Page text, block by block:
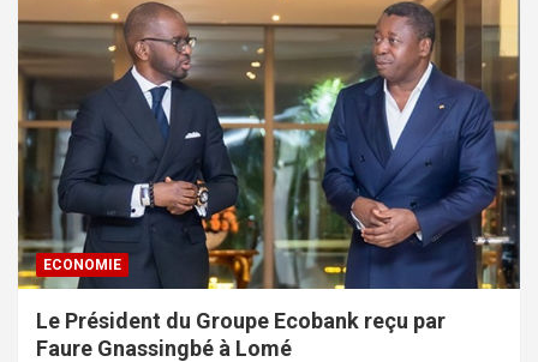
ECONOMIE
Le Président du Groupe Ecobank reçu par
Faure Gnassingbé à Lomé